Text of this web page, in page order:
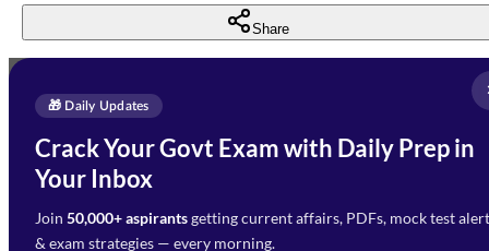
Share
🎁 Daily Updates
Crack Your Govt Exam with Daily Prep in
Your Inbox
Join 50,000+ aspirantsgetting current affairs, PDFs, mock test
& exam strategies — every morning.
Enquire Now
Need Help with Your
Preparation?
Fill out the form and our team
will get in touch with you
Select Branch*